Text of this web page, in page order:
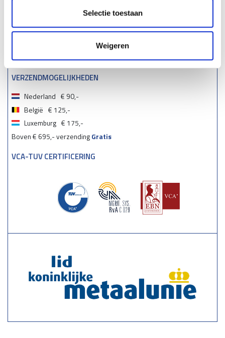
Selectie toestaan
Weigeren
VERZENDMOGELIJKHEDEN
Nederland € 90,-
België € 125,-
Luxemburg € 175,-
Boven € 695,- verzendingGratis
VCA-TUV CERTIFICERING